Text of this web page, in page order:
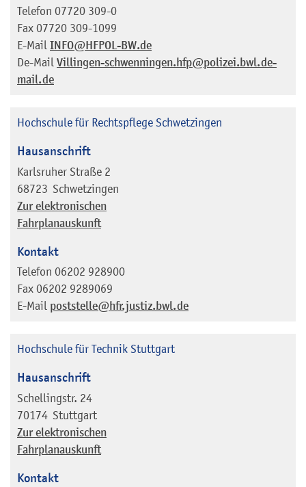
Telefon 07720 309-0
Fax 07720 309-1099
E-Mail INFO@HFPOL-BW.de
De-Mail Villingen-schwenningen.hfp@polizei.bwl.de-
mail.de
Hochschule für Rechtspflege Schwetzingen
Hausanschrift
Karlsruher Straße 2
68723 Schwetzingen
Zur elektronischen
Fahrplanauskunft
Kontakt
Telefon 06202 928900
Fax 06202 9289069
E-Mail poststelle@hfr.justiz.bwl.de
Hochschule für Technik Stuttgart
Hausanschrift
Schellingstr. 24
70174 Stuttgart
Zur elektronischen
Fahrplanauskunft
Kontakt